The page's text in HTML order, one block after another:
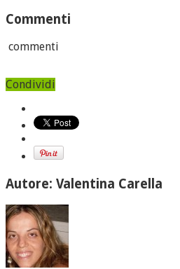
Commenti
commenti
Condividi
Autore: Valentina Carella